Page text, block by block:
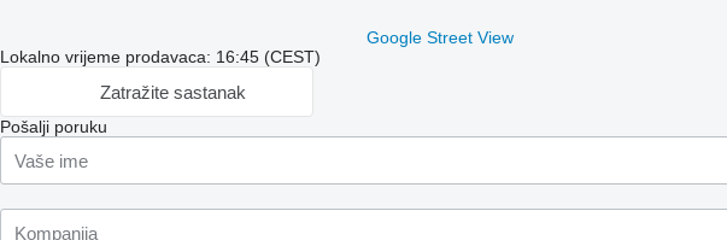
Google Street View
Lokalno vrijeme prodavaca: 16:45 (CEST)
Zatražite sastanak
Pošalji poruku